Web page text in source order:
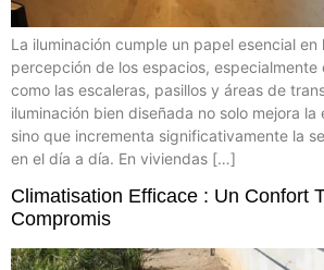
La iluminación cumple un papel esencial
percepción de los espacios, especialmente
como las escaleras, pasillos y áreas de
iluminación bien diseñada no solo mejora la
sino que incrementa significativamente la
en el día a día. En viviendas […]
Climatisation Efficace : Un Confort
Compromis